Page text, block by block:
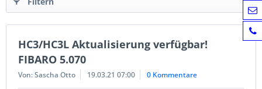
HC3/HC3L Aktualisierung verfügbar!
FIBARO 5.070
Von: Sascha Otto 19.03.21 07:00 0 Kommentare